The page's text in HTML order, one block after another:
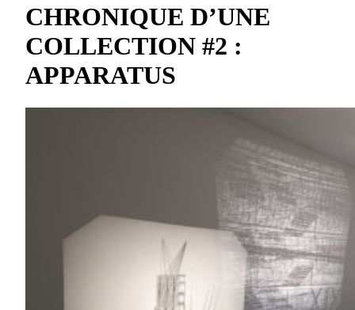
CHRONIQUE D’UNE
COLLECTION #2 :
APPARATUS